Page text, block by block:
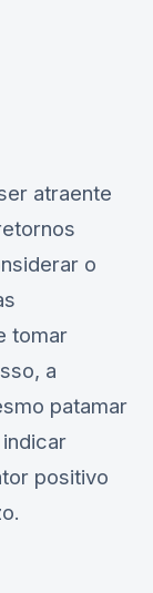
atraente
o
tomar
a
patamar
positivo